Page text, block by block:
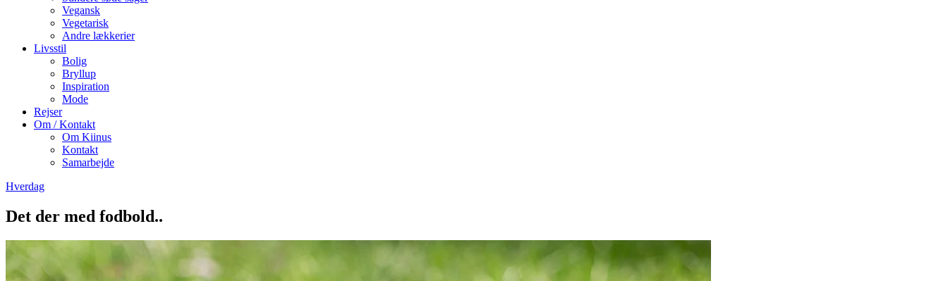
Vegansk
Vegetarisk
Andre lækkerier
Livsstil
Bolig
Bryllup
Inspiration
Mode
Rejser
Om / Kontakt
Om Kiinus
Kontakt
Samarbejde
Hverdag
Det der med fodbold..